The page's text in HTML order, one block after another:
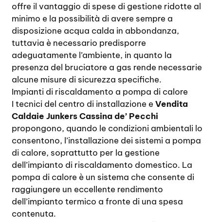
offre il vantaggio di spese di gestione ridotte al
minimo e la possibilità di avere sempre a
disposizione acqua calda in abbondanza,
tuttavia è necessario predisporre
adeguatamente l’ambiente, in quanto la
presenza del bruciatore a gas rende necessarie
alcune misure di sicurezza specifiche.
Impianti di riscaldamento a pompa di calore
I tecnici del centro di installazione eVendita
Caldaie Junkers Cassina de’ Pecchi
propongono, quando le condizioni ambientali lo
consentono, l’installazione dei sistemi a pompa
di calore, soprattutto per la gestione
dell’impianto di riscaldamento domestico. La
pompa di calore è un sistema che consente di
raggiungere un eccellente rendimento
dell’impianto termico a fronte di una spesa
contenuta.